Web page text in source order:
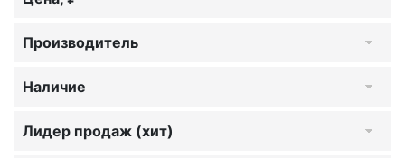
Производитель
Наличие
Лидер продаж (хит)